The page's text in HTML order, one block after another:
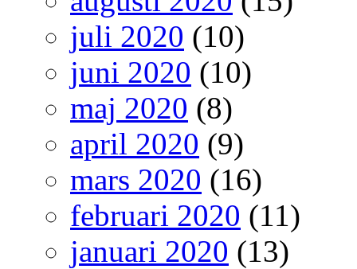
juli 2020 (10)
juni 2020 (10)
maj 2020 (8)
april 2020 (9)
mars 2020 (16)
februari 2020 (11)
januari 2020 (13)